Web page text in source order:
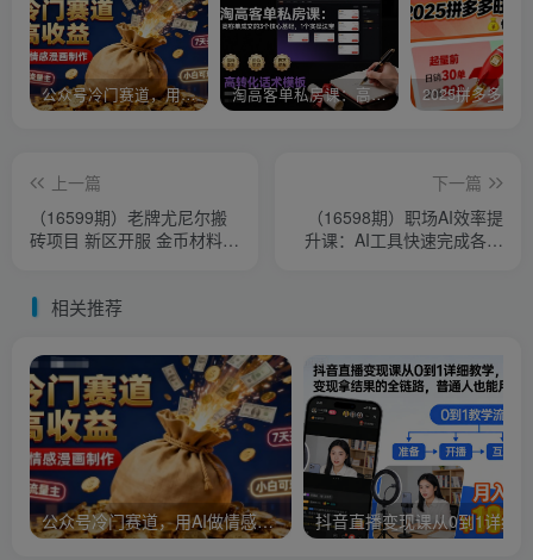
公众号冷门赛道，用AI做情感漫画，7天开通流量主，操作简单，小白可玩 淘高客单私房课：高客单成交的3个核心基础，1个实操法宝
上一篇
（16599期）老牌尤尼尔搬
砖项目 新区开服 金币材料价
下一篇
（16598期）职场AI效率提
升课：AI工具快速完成各类
相关推荐
公众号冷门赛道，用AI做情感漫画，7天开通流量主，操作简单，小白可玩